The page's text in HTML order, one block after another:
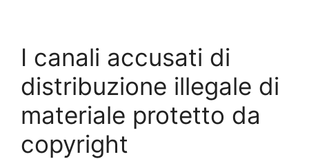
I canali accusati di
distribuzione illegale di
materiale protetto da
copyright